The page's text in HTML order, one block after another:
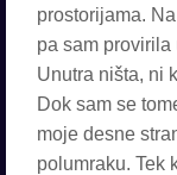
prostorijama.
pa sam
Unutra ništa, ni
Dok sam se
moje desne
polumraku. Tek